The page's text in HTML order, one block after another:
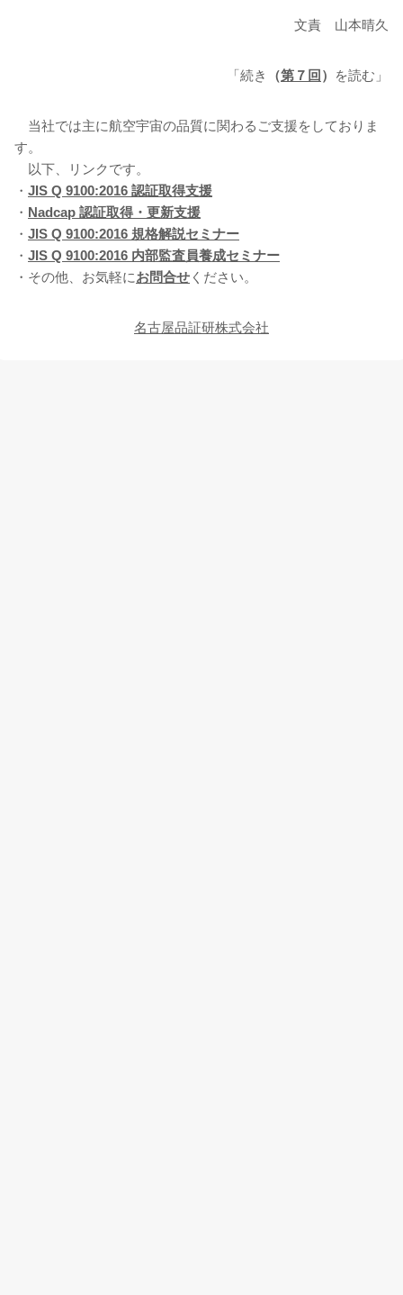
文責 山本晴久
「続き （第７回 ） を読む」
当社では主に航空宇宙の品質に関わるご支援をしておりま
す。
以下、リンクです。
・ JIS Q 9100:2016 認証取得支援
・ Nadcap 認証取得・更新支援
・ JIS Q 9100:2016 規格解説セミナー
・ JIS Q 9100:2016 内部監査員養成セミナー
・その他、お気軽にお問合せ ください。
名古屋品証研株式会社